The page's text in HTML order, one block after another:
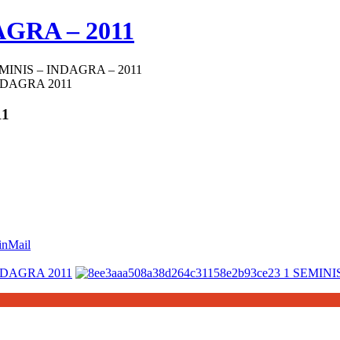
– 2011
– INDAGRA – 2011
Mail